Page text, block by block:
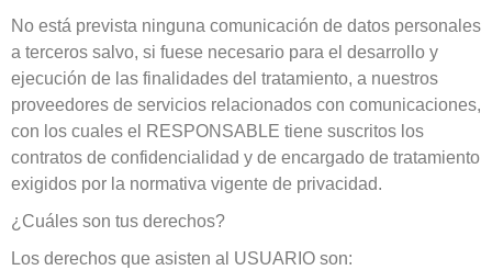
No está prevista ninguna comunicación de datos personales
a terceros salvo, si fuese necesario para el desarrollo y
ejecución de las finalidades del tratamiento, a nuestros
proveedores de servicios relacionados con comunicaciones,
con los cuales el RESPONSABLE tiene suscritos los
contratos de confidencialidad y de encargado de tratamiento
exigidos por la normativa vigente de privacidad.
¿Cuáles son tus derechos?
Los derechos que asisten al USUARIO son: